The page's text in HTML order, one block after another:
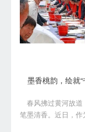
春风拂过黄河故道
笔墨清香。近日，